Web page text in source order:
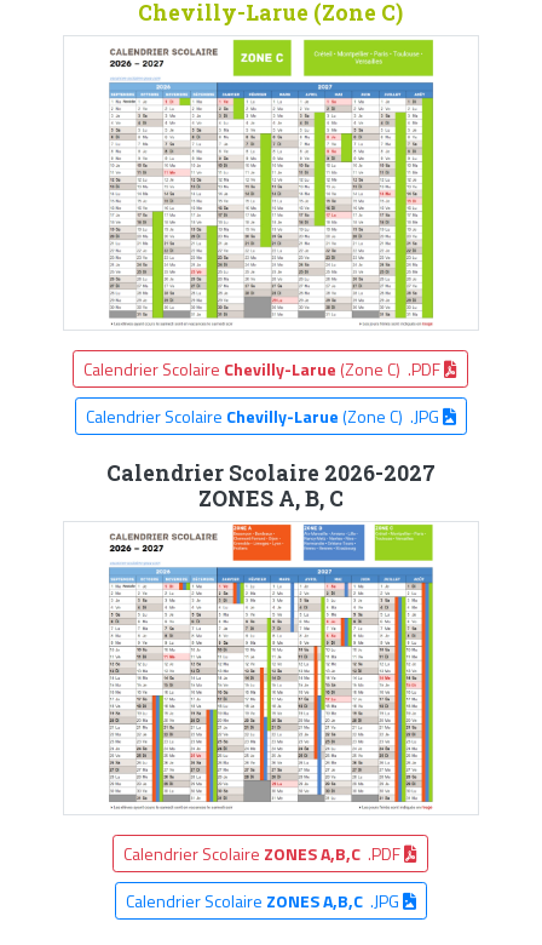
Chevilly-Larue (Zone C)
Calendrier Scolaire Chevilly-Larue (Zone C) .PDF
Calendrier Scolaire Chevilly-Larue(Zone C) .JPG
Calendrier Scolaire 2026-2027
ZONES A, B, C
Calendrier Scolaire ZONES A,B,C .PDF
Calendrier Scolaire ZONES A,B,C.JPG